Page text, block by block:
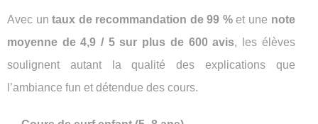
Avec untaux de recommandation de 99 %et une note
moyenne de 4,9 / 5 sur plus de 600 avis, les élèves
soulignent autant la qualité des explications que
l’ambiance fun et détendue des cours.